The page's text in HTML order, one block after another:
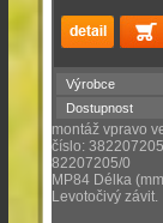
Výrobce
Dostupnost
montáž vpravo
číslo:
82207205/0
MP84 Délka
Levotočivý závit.